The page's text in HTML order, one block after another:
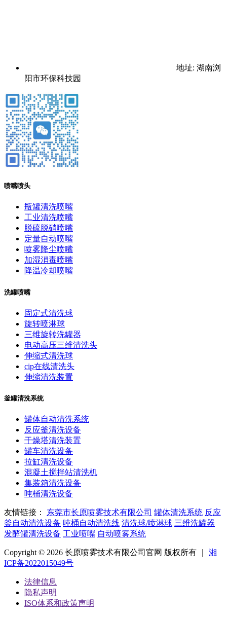
地址: 湖南浏
阳市环保科技园
喷嘴喷头
瓶罐清洗喷嘴
工业清洗喷嘴
脱硫脱硝喷嘴
定量自动喷嘴
喷雾降尘喷嘴
加湿消毒喷嘴
降温冷却喷嘴
洗罐喷嘴
固定式清洗球
旋转喷淋球
三维旋转洗罐器
电动高压三维清洗头
伸缩式清洗球
cip在线清洗头
伸缩清洗装置
釜罐清洗系统
罐体自动清洗系统
反应釜清洗设备
干燥塔清洗装置
罐车清洗设备
拉缸清洗设备
混凝土搅拌站清洗机
集装箱清洗设备
吨桶清洗设备
友情链接： 东莞市长原喷雾技术有限公司 罐体清洗系统 反应
釜自动清洗设备 吨桶自动清洗线 清洗球/喷淋球 三维洗罐器
发酵罐清洗设备 工业喷嘴 自动喷雾系统
Copyright © 2026 长原喷雾技术有限公司官网 版权所有 ｜ 湘
ICP备2022015049号
法律信息
隐私声明
ISO体系和政策声明